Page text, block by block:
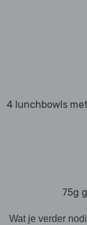
4 lunchbowls
75g
Wat je verder